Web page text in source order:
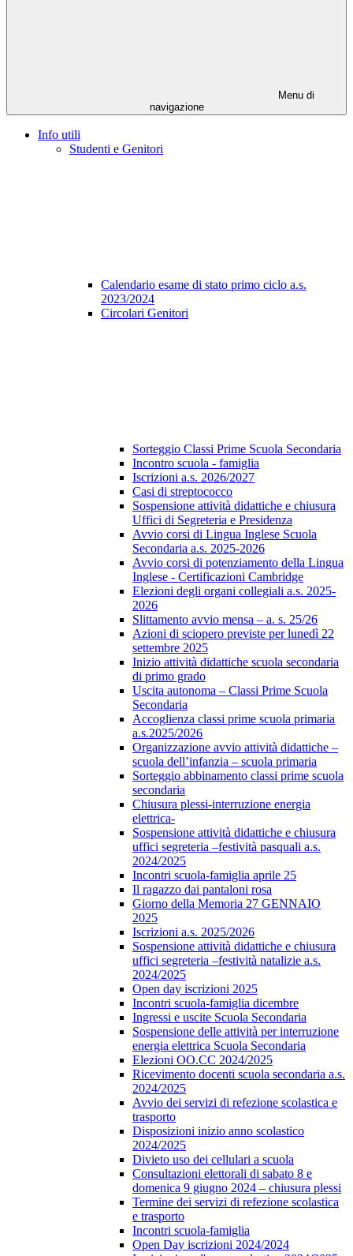
Menu di
navigazione
Info utili
Studenti e Genitori
Calendario esame di stato primo ciclo a.s.
2023/2024
Circolari Genitori
Sorteggio Classi Prime Scuola Secondaria
Incontro scuola - famiglia
Iscrizioni a.s. 2026/2027
Casi di streptococco
Sospensione attività didattiche e chiusura
Uffici di Segreteria e Presidenza
Avvio corsi di Lingua Inglese Scuola
Secondaria a.s. 2025-2026
Avvio corsi di potenziamento della Lingua
Inglese - Certificazioni Cambridge
Elezioni degli organi collegiali a.s. 2025-
2026
Slittamento avvio mensa – a. s. 25/26
Azioni di sciopero previste per lunedì 22
settembre 2025
Inizio attività didattiche scuola secondaria
di primo grado
Uscita autonoma – Classi Prime Scuola
Secondaria
Accoglienza classi prime scuola primaria
a.s.2025/2026
Organizzazione avvio attività didattiche –
scuola dell’infanzia – scuola primaria
Sorteggio abbinamento classi prime scuola
secondaria
Chiusura plessi-interruzione energia
elettrica-
Sospensione attività didattiche e chiusura
uffici segreteria –festività pasquali a.s.
2024/2025
Incontri scuola-famiglia aprile 25
Il ragazzo dai pantaloni rosa
Giorno della Memoria 27 GENNAIO
2025
Iscrizioni a.s. 2025/2026
Sospensione attività didattiche e chiusura
uffici segreteria –festività natalizie a.s.
2024/2025
Open day iscrizioni 2025
Incontri scuola-famiglia dicembre
Ingressi e uscite Scuola Secondaria
Sospensione delle attività per interruzione
energia elettrica Scuola Secondaria
Elezioni OO.CC 2024/2025
Ricevimento docenti scuola secondaria a.s.
2024/2025
Avvio dei servizi di refezione scolastica e
trasporto
Disposizioni inizio anno scolastico
2024/2025
Divieto uso dei cellulari a scuola
Consultazioni elettorali di sabato 8 e
domenica 9 giugno 2024 – chiusura plessi
Termine dei servizi di refezione scolastica
e trasporto
Incontri scuola-famiglia
Open Day iscrizioni 2024/2024